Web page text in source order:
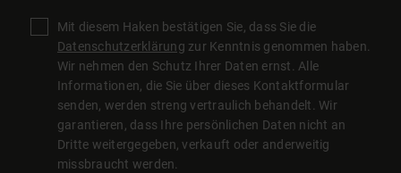
Mit diesem Haken bestätigen Sie, dass Sie die
Datenschutzerklärung zur Kenntnis genommen haben.
Wir nehmen den Schutz Ihrer Daten ernst. Alle
Informationen, die Sie über dieses Kontaktformular
senden, werden streng vertraulich behandelt. Wir
garantieren, dass Ihre persönlichen Daten nicht an
Dritte weitergegeben, verkauft oder anderweitig
missbraucht werden.